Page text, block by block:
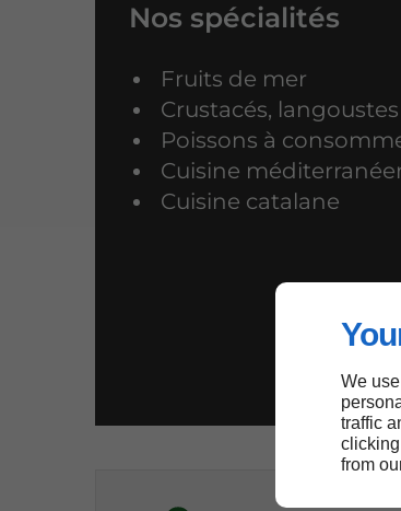
We
traffic
from
Nos spécialités
​​​​​Fruits de mer
Crustacés, langoustes
Poissons à
Cuisine
Cuisine catalane